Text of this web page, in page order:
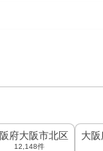
府大阪市北区
12,148件
大